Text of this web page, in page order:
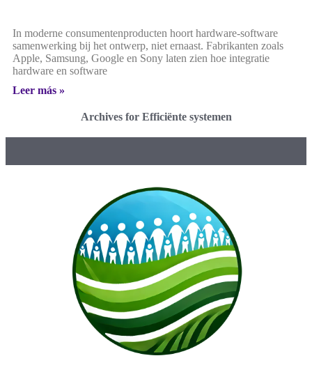
In moderne consumentenproducten hoort hardware-software
samenwerking bij het ontwerp, niet ernaast. Fabrikanten zoals
Apple, Samsung, Google en Sony laten zien hoe integratie
hardware en software
Leer más »
Archives for Efficiënte systemen